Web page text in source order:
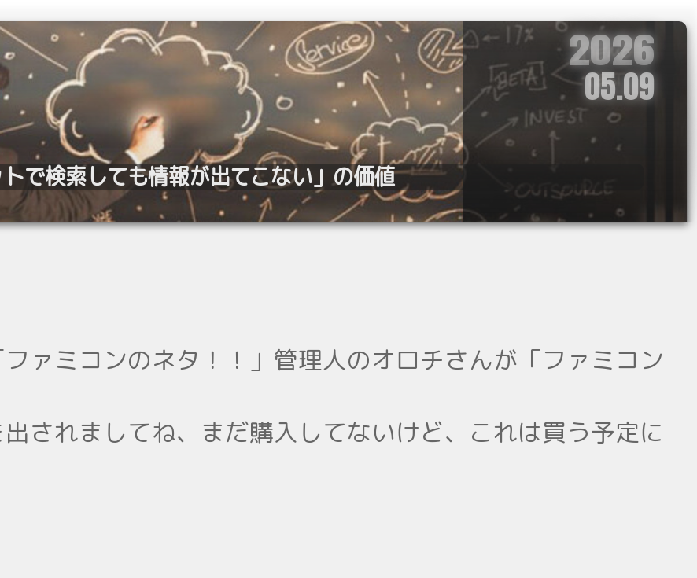
2026
05.09
トで検索しても情報が出てこない」の価値
ァミコンのネタ！！」管理人のオロチさんが「ファミコン
されましてね、まだ購入してないけど、これは買う予定に